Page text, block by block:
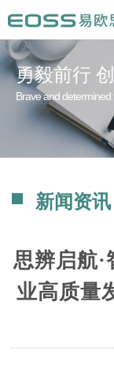
勇毅前行
Brave and
新闻资讯
思辨启航
业高质量